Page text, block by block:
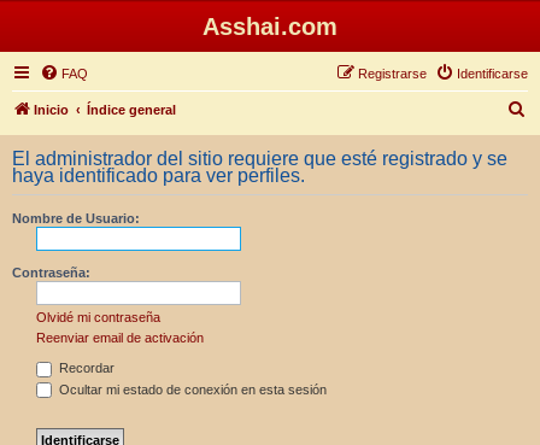
Asshai.com
FAQ Identificarse
Registrarse
Inicio Índice general
u
c
El administrador del sitio requiere que esté registrado y se
haya identificado para ver perfiles.
Nombre de Usuario:
Contraseña:
Olvidé mi contraseña
Reenviar email de activación
Recordar
Ocultar mi estado de conexión en esta sesión